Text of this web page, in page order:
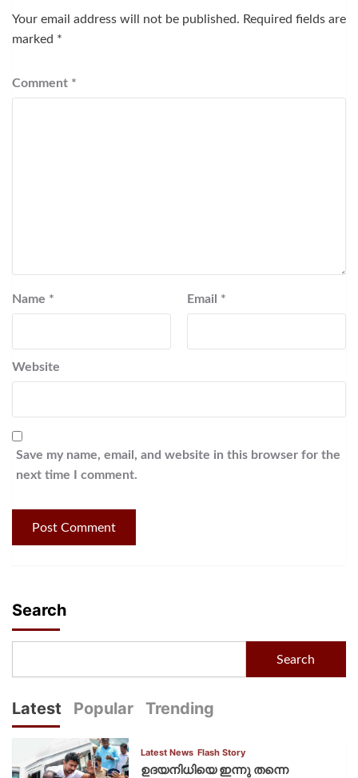
Your email address will not be published. Required fields are
marked *
Comment *
Name * Email *
Website
Save my name, email, and website in this browser for the
next time I comment.
Search
Search
Latest Popular Trending
Latest News Flash Story
ഉദയനിധിയെ ഇന്നു തന്നെ